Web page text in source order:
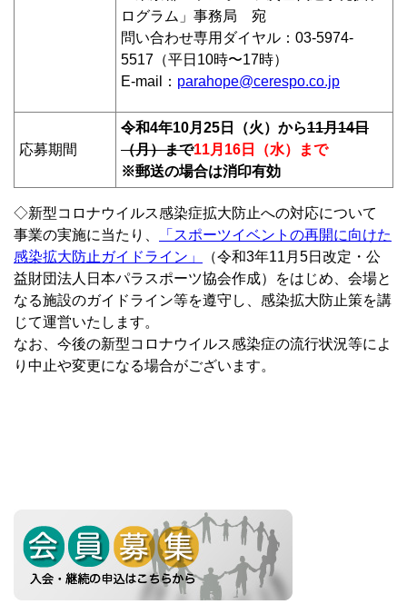
ログラム」事務局 宛
問い合わせ専用ダイヤル：03-5974-
5517（平日10時〜17時）
E-mail： parahope@cerespo.co.jp
応募期間
令和4年10月25日（火）から11月14日
（月）まで11月16日（水）まで
※郵送の場合は消印有効
◇新型コロナウイルス感染症拡大防止への対応について
事業の実施に当たり、
「スポーツイベントの再開に向けた
感染拡大防止ガイドライン」
（令和3年11月5日改定・公
益財団法人日本パラスポーツ協会作成）をはじめ、会場と
なる施設のガイドライン等を遵守し、感染拡大防止策を講
じて運営いたします。
なお、今後の新型コロナウイルス感染症の流行状況等によ
り中止や変更になる場合がございます。